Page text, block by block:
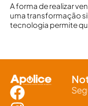
A forma de realizar
uma transformação
tecnologia permite